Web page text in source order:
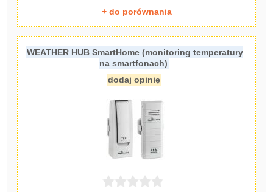
+ do porównania
WEATHER HUB SmartHome (monitoring temperatury
na smartfonach)
dodaj opinię